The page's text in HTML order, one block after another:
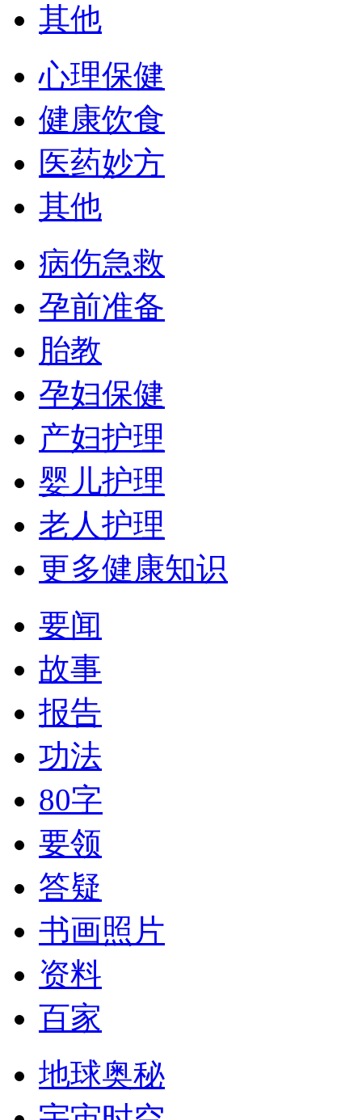
其他
心理保健
健康饮食
医药妙方
其他
病伤急救
孕前准备
胎教
孕妇保健
产妇护理
婴儿护理
老人护理
更多健康知识
要闻
故事
报告
功法
80字
要领
答疑
书画照片
资料
百家
地球奥秘